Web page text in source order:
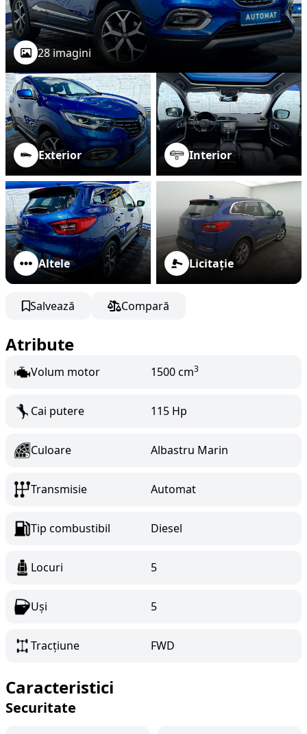
28 imagini
Exterior Interior
Altele Licitație
Salvează Compară
Atribute
Volum motor 1500 cm3
Cai putere 115 Hp
Culoare Albastru Marin
Transmisie Automat
Tip combustibil Diesel
Locuri 5
Uși 5
Tracțiune FWD
Caracteristici
Securitate